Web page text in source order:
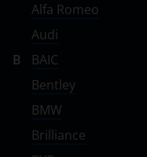
Alfa Romeo
Audi
B
BAIC
Bentley
BMW
Brilliance